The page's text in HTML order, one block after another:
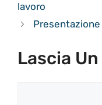
lavoro
Presentazione
Lascia